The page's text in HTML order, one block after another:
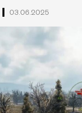
03.06.2025